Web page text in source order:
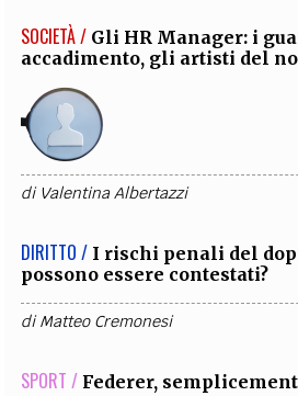
SOCIETÀ / Gli HR Manager: i
accadimento, gli artisti del
di Valentina Albertazzi
DIRITTO / I rischi penali del
possono essere contestati?
diMatteo Cremonesi
SPORT / Federer,